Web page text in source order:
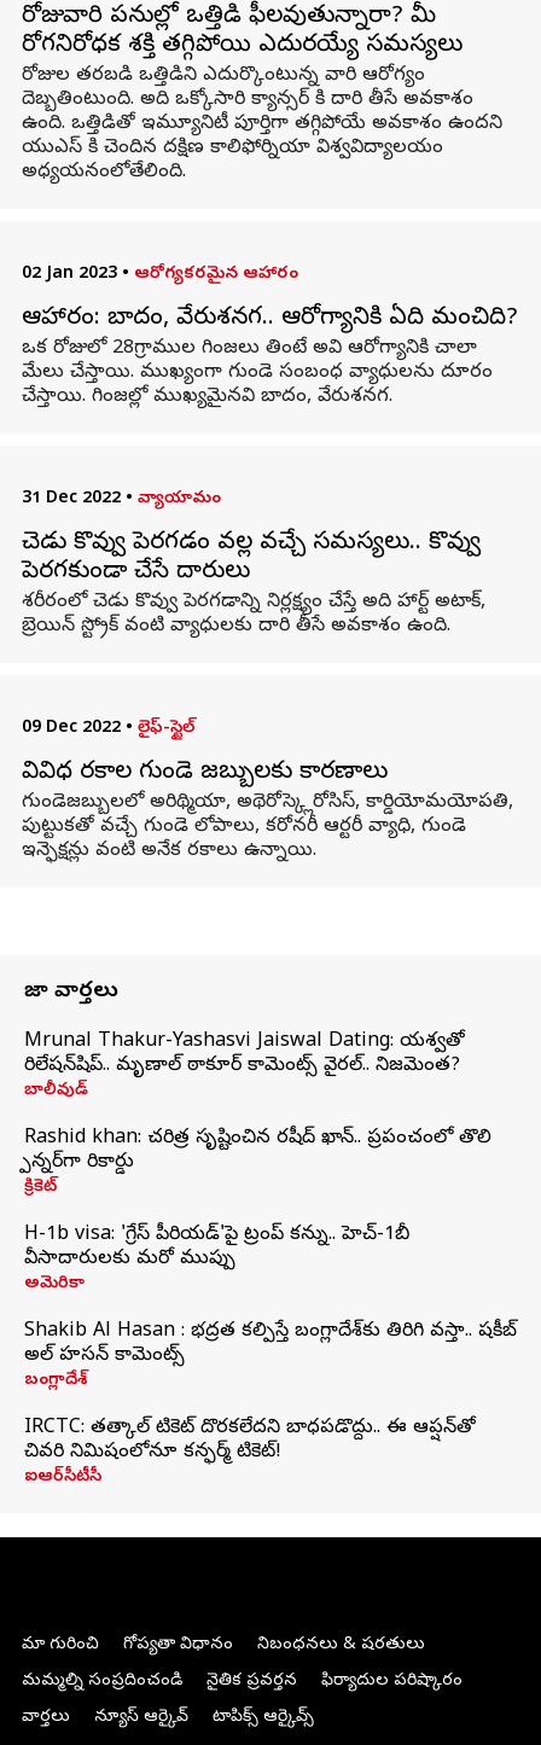
రోజువారి పనుల్లో ఒత్తిడి ఫీలవుతున్నారా? మీ
రోగనిరోధక శక్తి తగ్గిపోయి ఎదురయ్యే సమస్యలు
రోజుల తరబడి ఒత్తిడిని ఎదుర్కొంటున్న వారి ఆరోగ్యం
దెబ్బతింటుంది. అది ఒక్కోసారి క్యాన్సర్ కి దారి తీసే అవకాశం
ఉంది. ఒత్తిడితో ఇమ్యూనిటీ పూర్తిగా తగ్గిపోయే అవకాశం ఉందని
యుఎస్ కి చెందిన దక్షిణ కాలిఫోర్నియా విశ్వవిద్యాలయం
అధ్యయనంలోతేలింది.
02 Jan 2023 • ఆరోగ్యకరమైన ఆహారం
ఆహారం: బాదం, వేరుశనగ.. ఆరోగ్యానికి ఏది మంచిది?
ఒక రోజులో 28గ్రాముల గింజలు తింటే అవి ఆరోగ్యానికి చాలా
మేలు చేస్తాయి. ముఖ్యంగా గుండె సంబంధ వ్యాధులను దూరం
చేస్తాయి. గింజల్లో ముఖ్యమైనవి బాదం, వేరుశనగ.
31 Dec 2022 • వ్యాయామం
చెడు కొవ్వు పెరగడం వల్ల వచ్చే సమస్యలు.. కొవ్వు
పెరగకుండా చేసే దారులు
శరీరంలో చెడు కొవ్వు పెరగడాన్ని నిర్లక్ష్యం చేస్తే అది హార్ట్ అటాక్,
బ్రెయిన్ స్ట్రోక్ వంటి వ్యాధులకు దారి తీసే అవకాశం ఉంది.
09 Dec 2022 • లైఫ్-స్టైల్
వివిధ రకాల గుండె జబ్బులకు కారణాలు
గుండెజబ్బులలో అరిథ్మియా, అథెరోస్క్లెరోసిస్, కార్డియోమయోపతి,
పుట్టుకతో వచ్చే గుండె లోపాలు, కరోనరీ ఆర్టరీ వ్యాధి, గుండె
ఇన్ఫెక్షన్లు వంటి అనేక రకాలు ఉన్నాయి.
తాజా వార్తలు
Mrunal Thakur-Yashasvi Jaiswal Dating: యశస్వితో
రిలేషన్‌షిప్.. మృణాల్ ఠాకూర్ కామెంట్స్ వైరల్.. నిజమెంత?
బాలీవుడ్
Rashid khan: చరిత్ర సృష్టించిన రషీద్ ఖాన్.. ప్రపంచంలో తొలి
స్పిన్నర్‌గా రికార్డు
క్రికెట్
H-1b visa: 'గ్రేస్‌ పీరియడ్‌'పై ట్రంప్‌ కన్ను.. హెచ్‌-1బీ
వీసాదారులకు మరో ముప్పు
అమెరికా
Shakib Al Hasan : భద్రత కల్పిస్తే బంగ్లాదేశ్‌కు తిరిగి వస్తా.. షకీబ్
అల్ హసన్ కామెంట్స్
బంగ్లాదేశ్
IRCTC: తత్కాల్ టికెట్ దొరకలేదని బాధపడొద్దు.. ఈ ఆప్షన్‌తో
చివరి నిమిషంలోనూ కన్ఫర్మ్ టికెట్!
ఐఆర్‌సీటీసీ
మా గురించి గోప్యతా విధానం
నిబంధనలు & షరతులు
మమ్మల్ని సంప్రదించండి
నైతిక ప్రవర్తన
ఫిర్యాదుల పరిష్కారం
వార్తలు
న్యూస్ ఆర్కైవ్ టాపిక్స్ ఆర్కైవ్స్